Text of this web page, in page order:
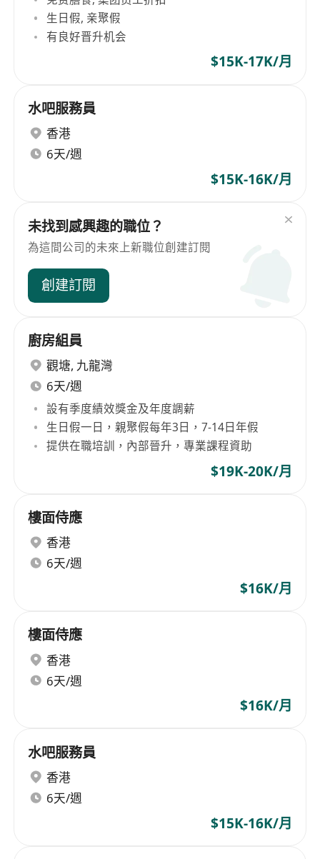
生日假, 亲聚假
有良好晋升机会
$15K-17K/月
水吧服務員
香港
6天/週
$15K-16K/月
未找到感興趣的職位？
為這間公司的未來上新職位創建訂閱
創建訂閱
廚房組員
觀塘, 九龍灣
6天/週
設有季度績效獎金及年度調薪
生日假一日，親聚假每年3日，7-14日年假
提供在職培訓，內部晉升，專業課程資助
$19K-20K/月
樓面侍應
香港
6天/週
$16K/月
樓面侍應
香港
6天/週
$16K/月
水吧服務員
香港
6天/週
$15K-16K/月